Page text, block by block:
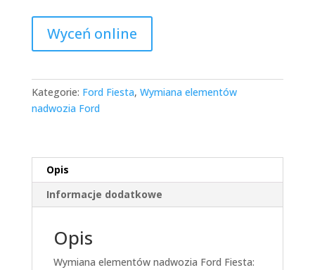
Wyceń online
Kategorie: Ford Fiesta, Wymiana elementów
nadwozia Ford
Opis
Informacje dodatkowe
Opis
Wymiana elementów nadwozia Ford Fiesta: